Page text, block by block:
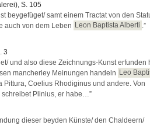
S. 105
beygefüget/ samt einem Tractat von den
auch von dem Leben Leon Baptista Alberti .”
3
und also diese Zeichnungs-Kunst erfunden
mancherley Meinungen handeln Leo
Pittura, Coelius Rhodiginus und andere. Von
schreibet Plinius, er habe…”
dieser beyden Künste/ den Chaldeern/